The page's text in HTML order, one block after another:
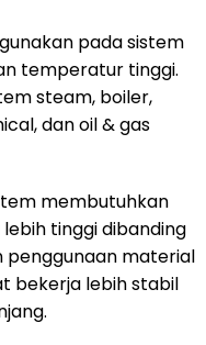
pada sistem
temperatur tinggi.
steam, boiler,
dan oil & gas
membutuhkan
tinggi dibanding
penggunaan material
bekerja lebih stabil